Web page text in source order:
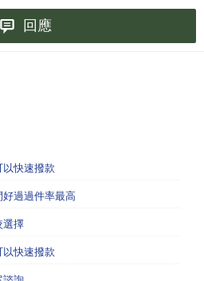
回應
快速撥款
過過件率最高
選擇
快速撥款